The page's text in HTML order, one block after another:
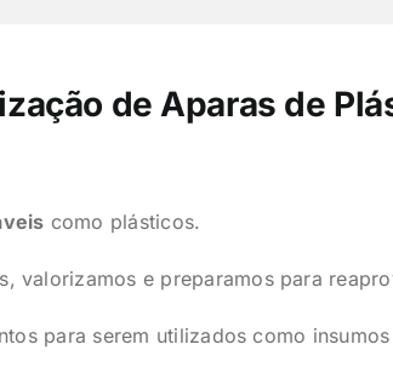
de Aparas de
como plásticos.
valorizamos e preparamos para
para serem utilizados como